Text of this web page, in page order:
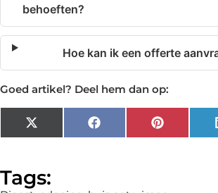
behoeften?
Hoe kan ik een offerte
Goed artikel? Deel hem dan op:
X
(Twitter)
Facebook Pinterest
Tags: